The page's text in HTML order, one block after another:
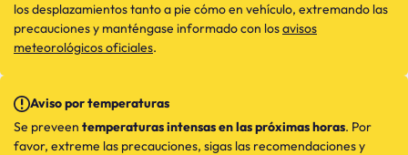
los desplazamientos tanto a pie cómo en vehículo, extremando las
precauciones y manténgase informado con losavisos
meteorológicos oficiales.
Aviso por temperaturas
Se preveen temperaturas intensas en las próximas horas. Por
favor, extreme las precauciones, sigas las recomendaciones y